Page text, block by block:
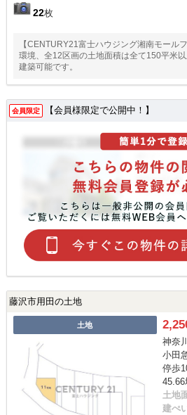
22枚
【CENTURY21富士ハウジング湘南モール
環境、全12区画の土地面積は全て150平米
建築可能です。
会員限定 【会員様限定で公開中！】
藤沢市用田の土地
土地
神奈
小田
停歩
土地
建ぺ